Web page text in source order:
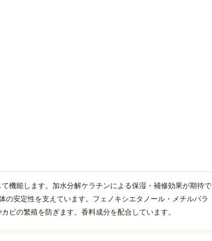
機能します。加水分解ケラチンによる保湿・補修効果が期待で
安定性を支えています。フェノキシエタノール・メチルパラ
ビの繁殖を防ぎます。香料成分を配合しています。